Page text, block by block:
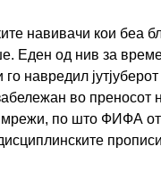
навивачи кои беа
Еден од нив за
навредил
во преносот
по што ФИФА